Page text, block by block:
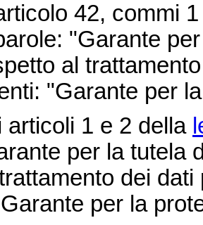
42, commi
"Garante
al
"Garante per
1 e 2 della
per la tutela
dei
per la